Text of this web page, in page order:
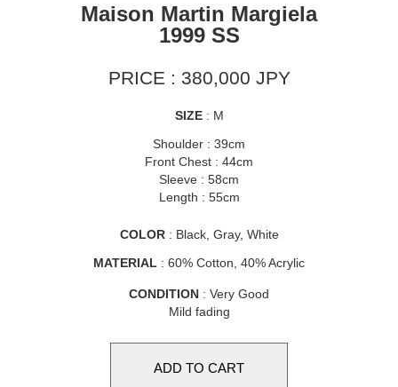
Maison Martin Margiela
1999 SS
PRICE : 380,000 JPY
SIZE: M
Shoulder : 39cm
Front Chest : 44cm
Sleeve : 58cm
Length : 55cm
COLOR: Black, Gray, White
MATERIAL : 60% Cotton, 40% Acrylic
CONDITION : Very Good
Mild fading